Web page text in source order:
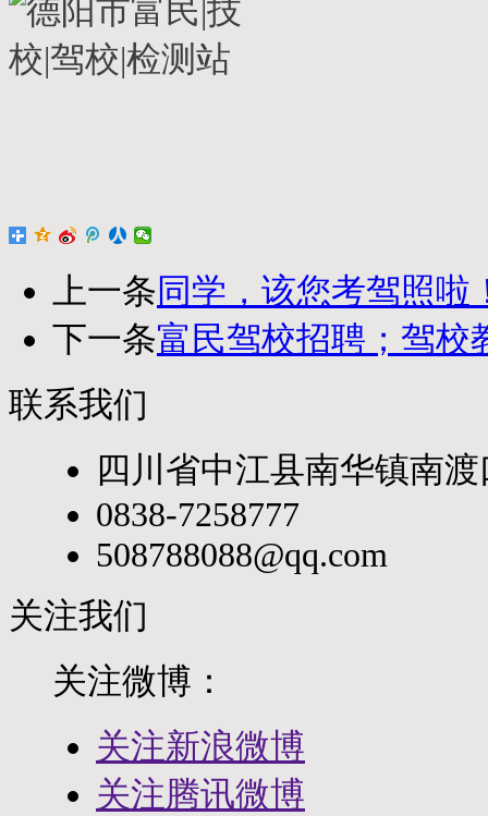
上一条同学，该您考驾照啦
下一条富民驾校招聘；驾校
联系我们
四川省中江县南华镇南
0838-7258777
508788088@qq.com
关注我们
关注微博：
关注新浪微博
关注腾讯微博